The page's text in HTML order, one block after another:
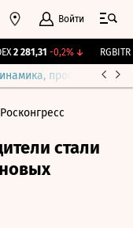
Войти
2 281,31 -0,2%↓ RGBITR
прогнозы
стали